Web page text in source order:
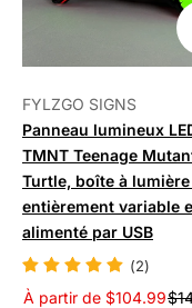
FYLZGO SIGNS
Panneau lumineux
TMNT Teenage
Turtle, boîte à lumière
entièrement variable
alimenté par USB
(2)
À partir de $104.99